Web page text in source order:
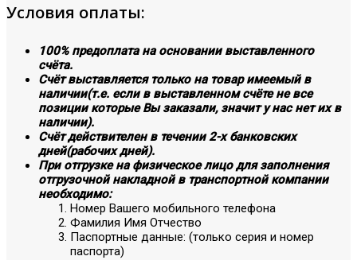
Условия оплаты:
100% предоплата на основании выставленного
счёта.
Счёт выставляется только на товар имеемый в
наличии(т.е. если в выставленном счёте не все
позиции которые Вы заказали, значит у нас нет их в
наличии).
Счёт действителен в течении 2-х банковских
дней(рабочих дней).
При отгрузке на физическое лицо для заполнения
отгрузочной накладной в транспортной компании
необходимо:
Номер Вашего мобильного телефона
Фамилия Имя Отчество
Паспортные данные: (только серия и номер
паспорта)